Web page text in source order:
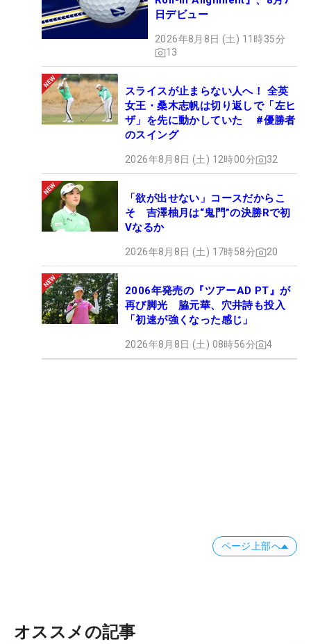
日デビュー
2026年8月8日 (土) 11時35分
13
スライスが止まらない人へ！ 全英
女王・桑木志帆は切り返しで「左ヒ
ザ」を先に動かしていた #優勝者
のスイング
2026年8月8日 (土) 12時00分 32
「欲が出せない」コースだからこ
そ 吉澤柚月は“鬼門”の決勝Rで初
Vなるか
2026年8月8日 (土) 17時58分 20
2006年発売の『ツアーAD PT』が
再び脚光 脇元華、穴井詩も投入
「初速が強くなった感じ」
2026年8月8日 (土) 08時56分 4
ページ上部へ
オススメの記事